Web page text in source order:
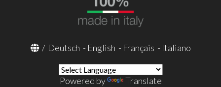
/ Deutsch - English - Français - Italiano
Powered by Translate